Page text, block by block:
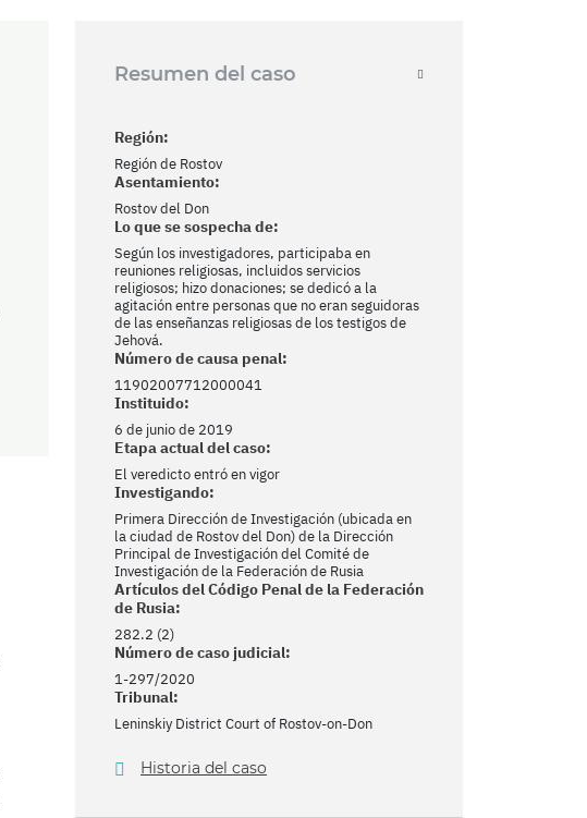
Resumen del caso
Región:
Región de Rostov
Asentamiento:
Rostov del Don
Lo que se sospecha de:
Según los investigadores, participaba en
reuniones religiosas, incluidos servicios
religiosos; hizo donaciones; se dedicó a la
agitación entre personas que no eran seguidoras
de las enseñanzas religiosas de los testigos de
Jehová.
Número de causa penal:
11902007712000041
Instituido:
6 de junio de 2019
Etapa actual del caso:
El veredicto entró en vigor
Investigando:
Primera Dirección de Investigación (ubicada en
la ciudad de Rostov del Don) de la Dirección
Principal de Investigación del Comité de
Investigación de la Federación de Rusia
Artículos del Código Penal de la Federación
de Rusia:
282.2 (2)
Número de caso judicial:
1-297/2020
Tribunal:
Leninskiy District Court of Rostov-on-Don
Historia del caso